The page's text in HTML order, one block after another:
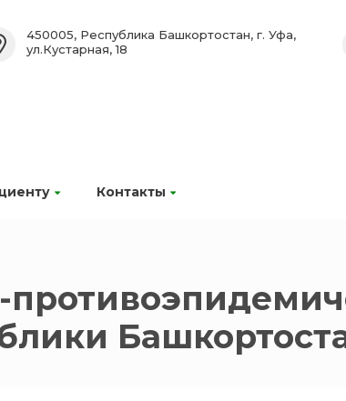
Контакты
450005, Республика Башкортостан, г. Уфа,
ул.Кустарная, 18